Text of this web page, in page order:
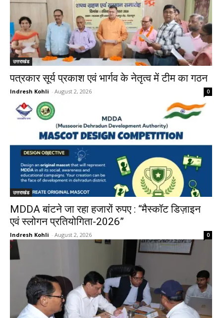
उत्तराखंड
पत्रकार सूर्य प्रकाश एवं भार्गव के नेतृत्व में टीम का गठन
Indresh Kohli - August 2, 2026 0
उत्तराखंड
MDDA बांटने जा रहा हजारों रुपए : “मैस्कॉट डिज़ाइन
एवं स्लोगन प्रतियोगिता-2026”
Indresh Kohli - August 2, 2026 0